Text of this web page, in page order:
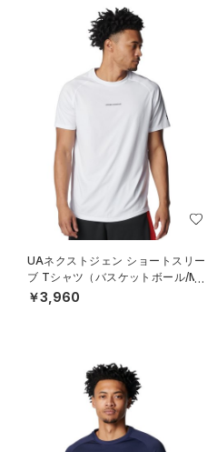
UAネクストジェン ショートスリー
ブ Tシャツ（バスケットボール/ME
N）
￥3,960